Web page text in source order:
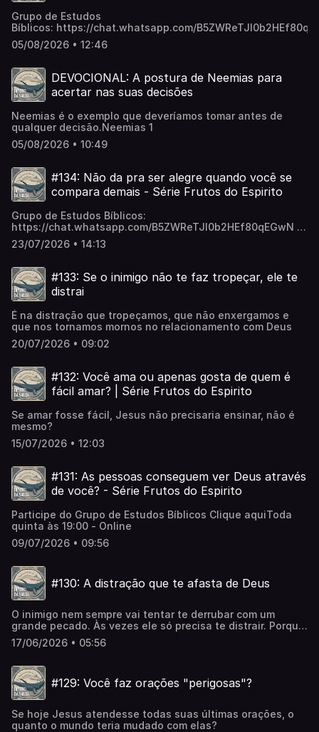
Grupo de Estudos
Bíblicos: https://chat.whatsapp.com/
05/08/2026 • 12:46
DEVOCIONAL: A postura de Neemias para
acertar nas suas decisões
Neemias é o exemplo que deveríamos tomar antes de
qualquer decisão.Neemias 1
05/08/2026 • 10:49
#134: Não da pra ser alegre quando você se
compara demais - Série Frutos do Espirito
Grupo de Estudos Bíblicos:
https://chat.whatsapp.com/B5ZWReTJl0b2HEf80qEGwN A
segunda característica do fruto do Espírito é a
alegria.Mas a alegria bíblica não é como um sentimento, é
23/07/2026 • 14:13
#133: Se o inimigo não te faz tropeçar, ele te
distrai
É na distração que tropeçamos, que não enxergamos e
que nos tornamos mornos no relacionamento com Deus
20/07/2026 • 09:02
#132: Você ama ou apenas gosta de quem é
fácil amar? | Série Frutos do Espirito
Se amar fosse fácil, Jesus não precisaria ensinar, não é
mesmo?
15/07/2026 • 12:03
#131: As pessoas conseguem ver Deus através
de você? - Série Frutos do Espirito
Participe do Grupo de Estudos Bíblicos Clique aquiToda
quinta às 19:00 - Online
09/07/2026 • 09:56
#130: A distração que te afasta de Deus
O inimigo nem sempre vai tentar te derrubar com um
grande pecado. Às vezes ele só precisa te distrair. Porque
um coração distraído começa a olhar para o que não tem,
a cobiçar o que o outro tem, e aos poucos perde a alegria
17/06/2026 • 05:56
#129: Você faz orações "perigosas"?
Se hoje Jesus atendesse todas suas últimas orações, o
quanto o mundo teria mudado com elas?